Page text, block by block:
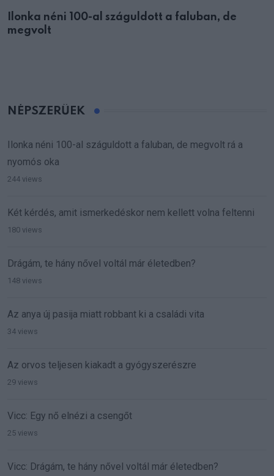
Ilonka néni 100-al száguldott a faluban, de
megvolt
NÉPSZERŰEK
Ilonka néni 100-al száguldott a faluban, de megvolt rá a
nyomós oka
244 views
Két kérdés, amit ismerkedéskor nem kellett volna feltenni
180 views
Drágám, te hány nővel voltál már életedben?
148 views
Az anya új pasija miatt robbant ki a családi vita
34 views
Az orvos teljesen kiakadt a gyógyszerészre
29 views
Vicc: Egy nő elnézi a csengőt
25 views
Vicc: Drágám, te hány nővel voltál már életedben?